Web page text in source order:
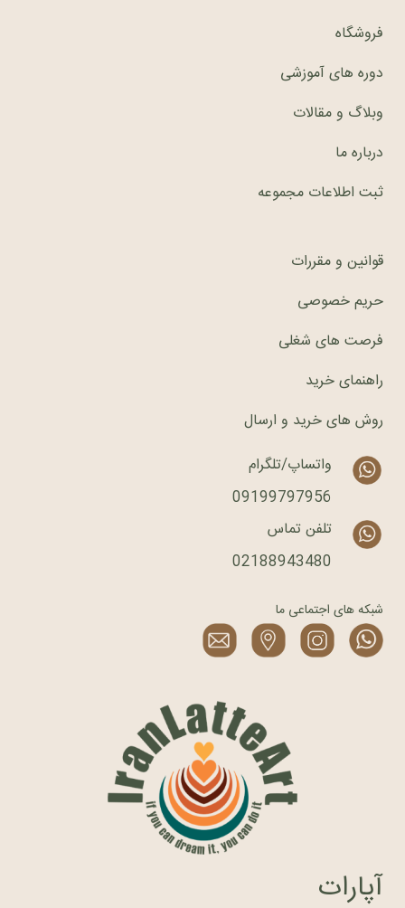
فروشگاه
دوره های آموزشی
وبلاگ و مقالات
درباره ما
ثبت اطلاعات مجموعه
قوانین و مقررات
حریم خصوصی
فرصت های شغلی
راهنمای خرید
روش های خرید و ارسال
واتساپ/تلگرام
09199797956
تلفن تماس
02188943480
شبکه های اجتماعی ما
آپارات